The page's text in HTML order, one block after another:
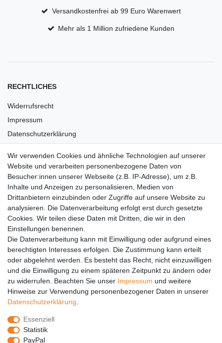
Versandkostenfrei ab 99 Euro Warenwert
Mehr als 1 Million zufriedene Kunden
RECHTLICHES
Widerrufsrecht
Impressum
Datenschutzerklärung
Versandkosten
Barrierefreiheit
Anleitungen
Vertrag widerrufen
PARTNER
DHL
GLS
PaketPLUS
SPONSORING
Malchower SV 90
Malchower Wölfe
Wir verwenden Cookies und ähnliche Technologien auf unserer
Website und verarbeiten personenbezogene Daten von
Besucher:innen unserer Webseite (z.B. IP-Adresse), um z.B.
Inhalte und Anzeigen zu personalisieren, Medien von
Drittanbietern einzubinden oder Zugriffe auf unsere Website zu
analysieren. Die Datenverarbeitung erfolgt erst durch gesetzte
Cookies. Wir teilen diese Daten mit Dritten, die wir in den
Einstellungen benennen.
Die Datenverarbeitung kann mit Einwilligung oder aufgrund eines
berechtigten Interesses erfolgen. Die Zustimmung kann erteilt
oder abgelehnt werden. Es besteht das Recht, nicht einzuwilligen
und die Einwilligung zu einem späteren Zeitpunkt zu ändern oder
zu widerrufen. Beachten Sie unser Impressum und weitere
Hinweise zur Verwendung personenbezogener Daten in unserer
Daten­schutz­erklärung
Essenziell
Statistik
PayPal